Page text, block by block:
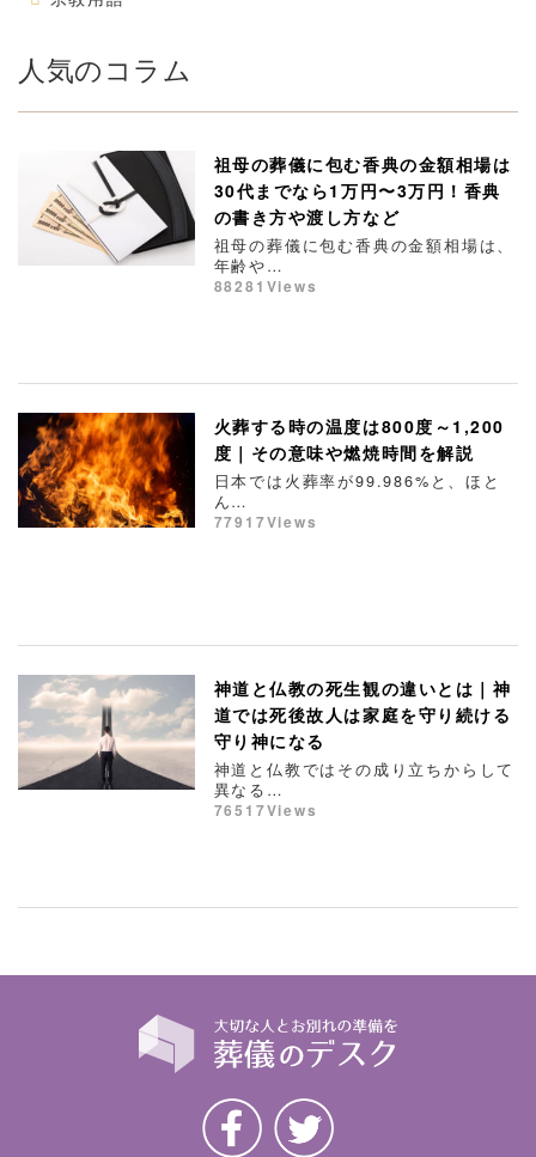
人気のコラム
祖母の葬儀に包む香典の金額相場は
30代までなら1万円〜3万円！香典
の書き方や渡し方など
祖母の葬儀に包む香典の金額相場は、
年齢や…
88281Views
火葬する時の温度は800度～1,200
度｜その意味や燃焼時間を解説
日本では火葬率が99.986%と、ほと
ん…
77917Views
神道と仏教の死生観の違いとは｜神
道では死後故人は家庭を守り続ける
守り神になる
神道と仏教ではその成り立ちからして
異なる…
76517Views